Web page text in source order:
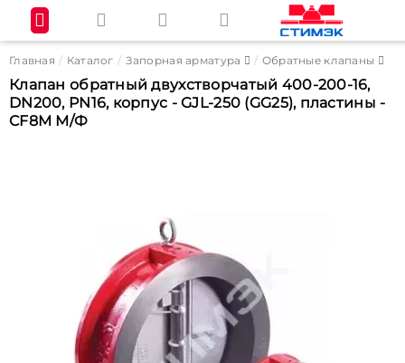
Главная Каталог Запорная арматура Обратные клапаны
Клапан обратный двухстворчатый 400-200-16,
DN200, PN16, корпус - GJL-250 (GG25), пластины -
CF8M М/Ф